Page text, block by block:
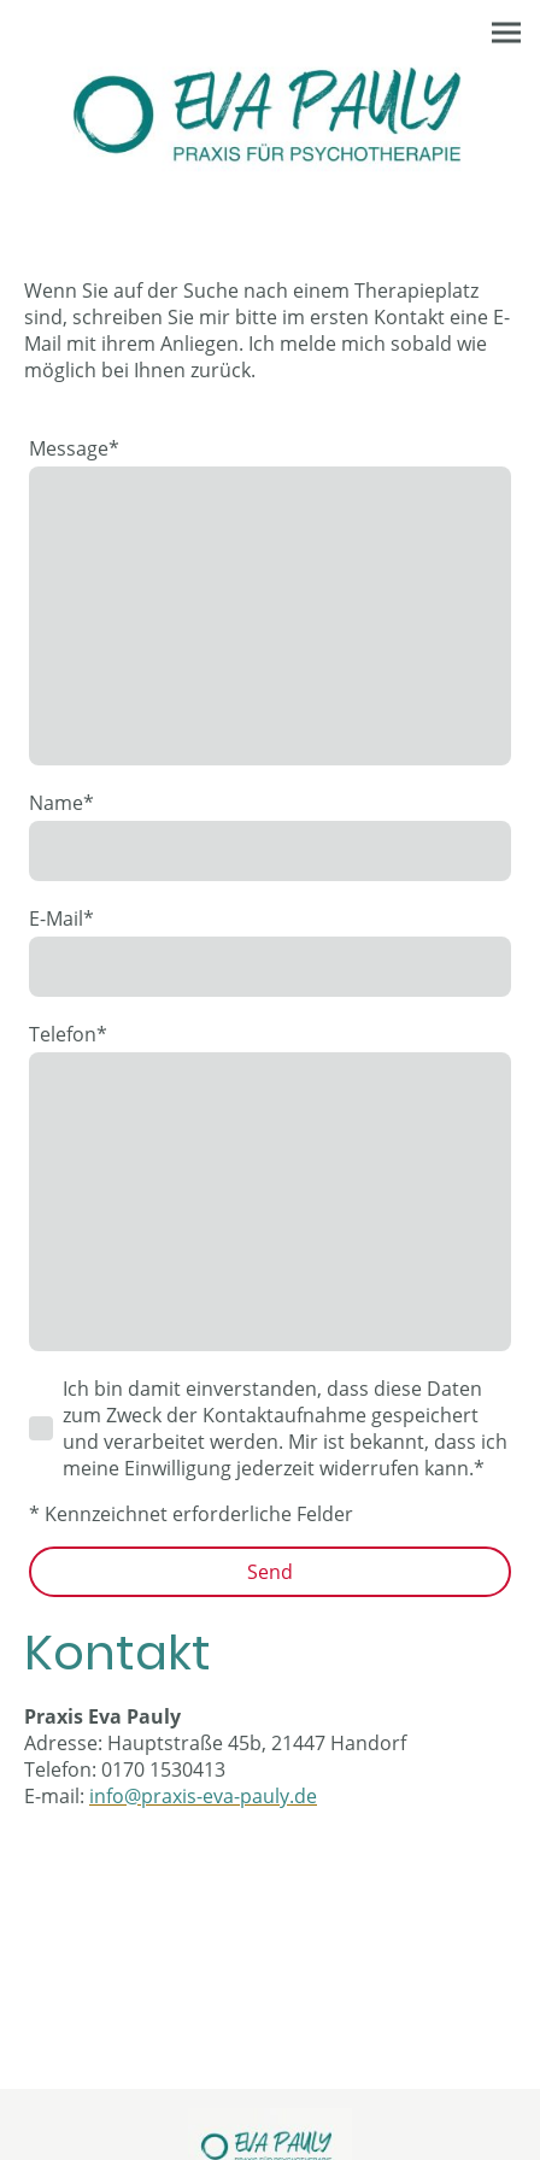
Wenn Sie auf der Suche nach einem Therapieplatz
sind, schreiben Sie mir bitte im ersten Kontakt eine E-
Mail mit ihrem Anliegen. Ich melde mich sobald wie
möglich bei Ihnen zurück.
Message*
Name*
E-Mail*
Telefon*
Ich bin damit einverstanden, dass diese Daten
zum Zweck der Kontaktaufnahme gespeichert
und verarbeitet werden. Mir ist bekannt, dass ich
meine Einwilligung jederzeit widerrufen kann.*
* Kennzeichnet erforderliche Felder
Send
Kontakt
Praxis Eva Pauly
Adresse: Hauptstraße 45b, 21447 Handorf
Telefon: ‭0170 1530413‬
E-mail: info@praxis-eva-pauly.de